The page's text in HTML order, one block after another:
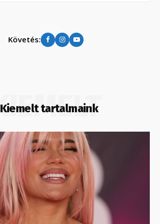
Követés:
Kiemelt tartalmaink
KIEMELT